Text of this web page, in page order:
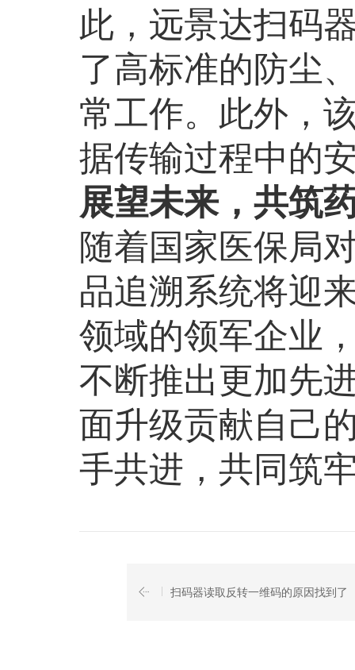
此，远景达扫码
了高标准的防尘
常工作。此外，
据传输过程中的
展望未来，共筑
随着国家医保局
品追溯系统将迎
领域的领军企业
不断推出更加先
面升级贡献自己
手共进，共同筑
扫码器读取反转一维码的原因找到了